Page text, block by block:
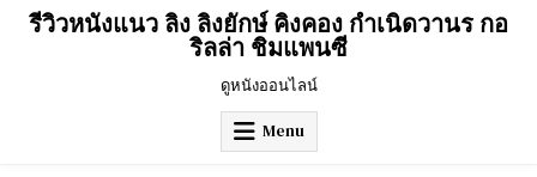
Skipรีวิวหนังแนว ลิง ลิงยักษ์ คิงคอง กำเนิดวานร กอ
ริลล่า ชิมแพนซี
ดูหนังออนไลน์
Menu